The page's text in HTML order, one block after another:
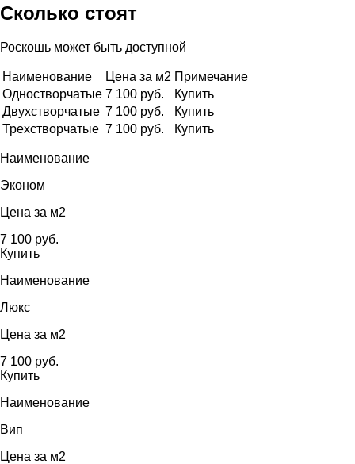
Сколько стоят
Роскошь может быть доступной
Наименование Цена за м2 Примечание
Одностворчатые 7 100 руб.
Купить
Двухстворчатые 7 100 руб.
Купить
Трехстворчатые 7 100 руб. Купить
Наименование
Эконом
Цена за м2
7 100 руб.
Купить
Наименование
Люкс
Цена за м2
7 100 руб.
Купить
Наименование
Вип
Цена за м2